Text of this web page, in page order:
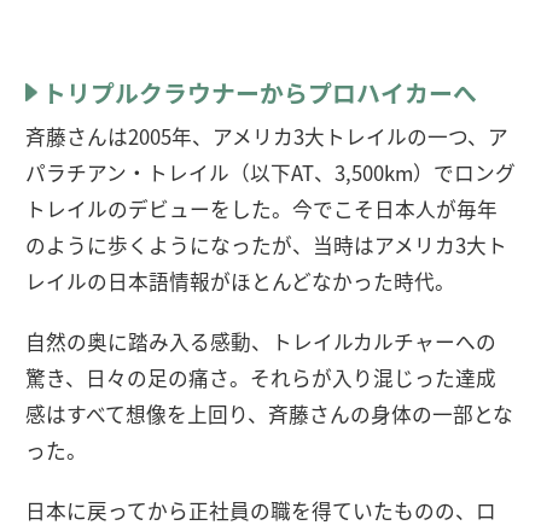
トリプルクラウナーからプロハイカーへ
斉藤さんは2005年、アメリカ3大トレイルの一つ、ア
パラチアン・トレイル（以下AT、3,500km）でロング
トレイルのデビューをした。今でこそ日本人が毎年
のように歩くようになったが、当時はアメリカ3大ト
レイルの日本語情報がほとんどなかった時代。
自然の奥に踏み入る感動、トレイルカルチャーへの
驚き、日々の足の痛さ。それらが入り混じった達成
感はすべて想像を上回り、斉藤さんの身体の一部とな
った。
日本に戻ってから正社員の職を得ていたものの、ロ